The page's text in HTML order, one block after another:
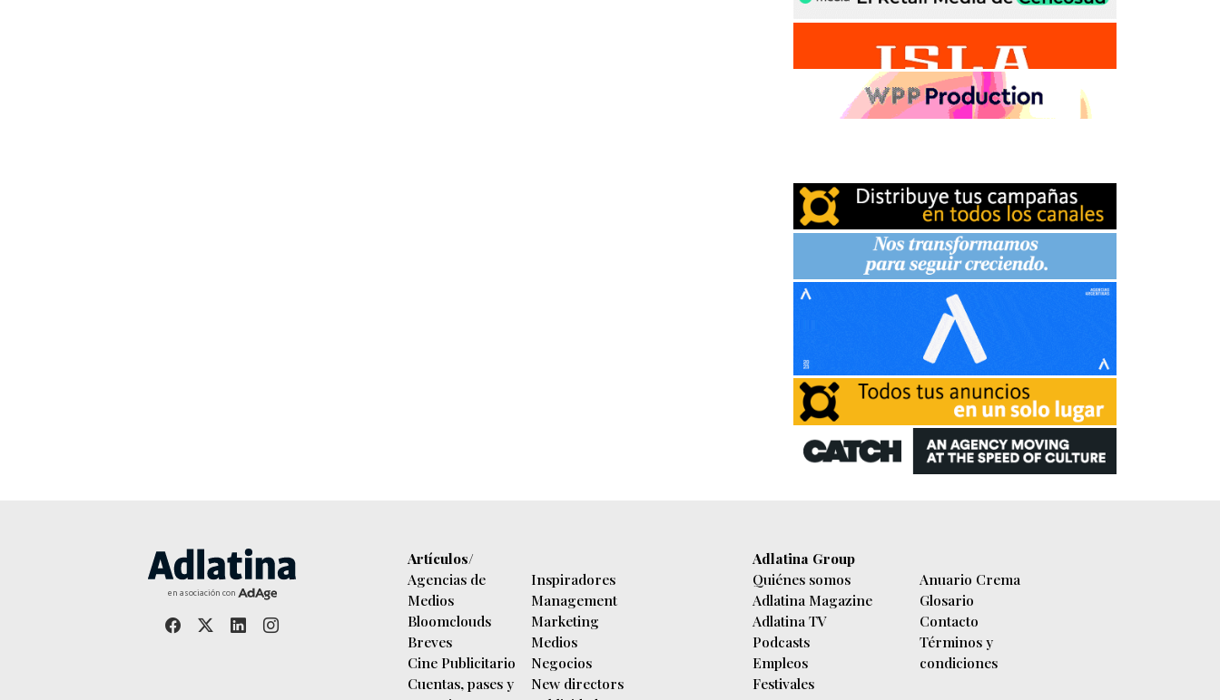
en asociación con
Artículos/
Agencias de
Medios
Bloomclouds
Breves
Cine Publicitario
Cuentas, pases y
Inspiradores
Management
Marketing
Medios
Negocios
New directors
Adlatina Group
Quiénes somos
Adlatina Magazine
Adlatina TV
Podcasts
Empleos
Festivales
Anuario Crema
Glosario
Contacto
Términos y
condiciones